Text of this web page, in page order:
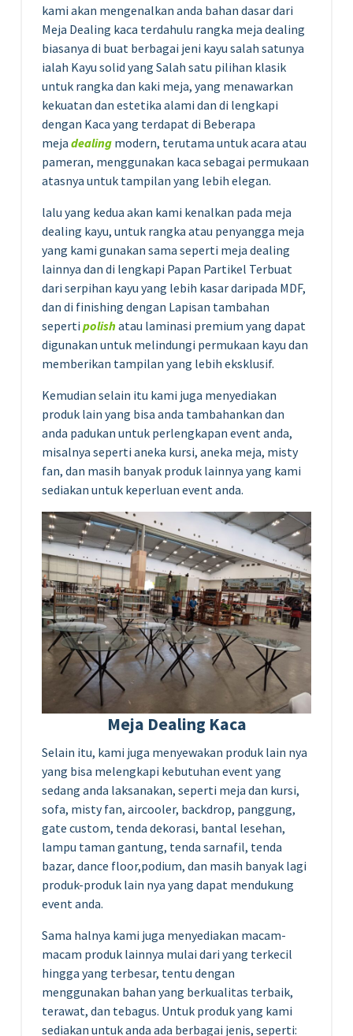
kami akan mengenalkan anda bahan dasar dari
Meja Dealing kaca terdahulu rangka meja dealing
biasanya di buat berbagai jeni kayu salah satunya
ialah Kayu solid yang Salah satu pilihan klasik
untuk rangka dan kaki meja, yang menawarkan
kekuatan dan estetika alami dan di lengkapi
dengan Kaca yang terdapat di Beberapa
meja dealing modern, terutama untuk acara atau
pameran, menggunakan kaca sebagai permukaan
atasnya untuk tampilan yang lebih elegan.
lalu yang kedua akan kami kenalkan pada meja
dealing kayu, untuk rangka atau penyangga meja
yang kami gunakan sama seperti meja dealing
lainnya dan di lengkapi Papan Partikel Terbuat
dari serpihan kayu yang lebih kasar daripada MDF,
dan di finishing dengan Lapisan tambahan
seperti polishatau laminasi premium yang dapat
digunakan untuk melindungi permukaan kayu dan
memberikan tampilan yang lebih eksklusif.
Kemudian selain itu kami juga menyediakan
produk lain yang bisa anda tambahankan dan
anda padukan untuk perlengkapan event anda,
misalnya seperti aneka kursi, aneka meja, misty
fan, dan masih banyak produk lainnya yang kami
sediakan untuk keperluan event anda.
Meja Dealing Kaca
Selain itu, kami juga menyewakan produk lain nya
yang bisa melengkapi kebutuhan event yang
sedang anda laksanakan, seperti meja dan kursi,
sofa, misty fan, aircooler, backdrop, panggung,
gate custom, tenda dekorasi, bantal lesehan,
lampu taman gantung, tenda sarnafil, tenda
bazar, dance floor,podium, dan masih banyak lagi
produk-produk lain nya yang dapat mendukung
event anda.
Sama halnya kami juga menyediakan macam-
macam produk lainnya mulai dari yang terkecil
hingga yang terbesar, tentu dengan
menggunakan bahan yang berkualitas terbaik,
terawat, dan tebagus. Untuk produk yang kami
sediakan untuk anda ada berbagai jenis, seperti: